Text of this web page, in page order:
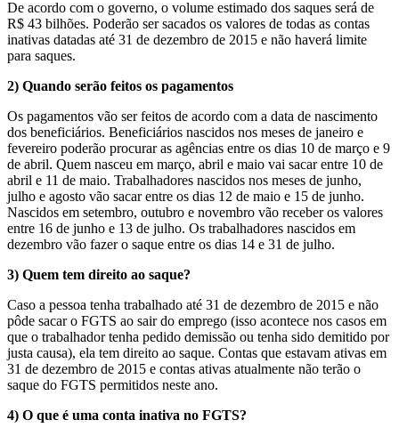
De acordo com o governo, o volume estimado dos saques será de
R$ 43 bilhões. Poderão ser sacados os valores de todas as contas
inativas datadas até 31 de dezembro de 2015 e não haverá limite
para saques.
2) Quando serão feitos os pagamentos
Os pagamentos vão ser feitos de acordo com a data de nascimento
dos beneficiários. Beneficiários nascidos nos meses de janeiro e
fevereiro poderão procurar as agências entre os dias 10 de março e 9
de abril. Quem nasceu em março, abril e maio vai sacar entre 10 de
abril e 11 de maio. Trabalhadores nascidos nos meses de junho,
julho e agosto vão sacar entre os dias 12 de maio e 15 de junho.
Nascidos em setembro, outubro e novembro vão receber os valores
entre 16 de junho e 13 de julho. Os trabalhadores nascidos em
dezembro vão fazer o saque entre os dias 14 e 31 de julho.
3) Quem tem direito ao saque?
Caso a pessoa tenha trabalhado até 31 de dezembro de 2015 e não
pôde sacar o FGTS ao sair do emprego (isso acontece nos casos em
que o trabalhador tenha pedido demissão ou tenha sido demitido por
justa causa), ela tem direito ao saque. Contas que estavam ativas em
31 de dezembro de 2015 e contas ativas atualmente não terão o
saque do FGTS permitidos neste ano.
4) O que é uma conta inativa no FGTS?